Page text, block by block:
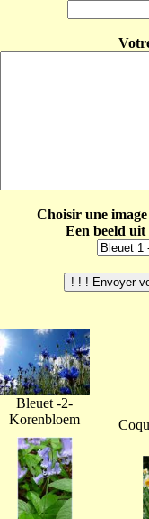
Choisir une
Een beeld
Bleuet -2-
Korenbloem